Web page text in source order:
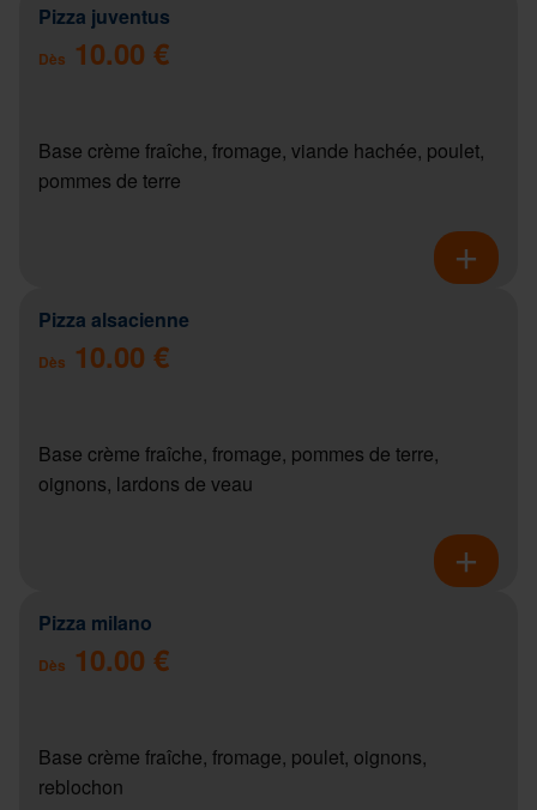
Pizza juventus
Dès 10.00 €
Base crème fraîche, fromage, viande hachée, poulet,
pommes de terre
Pizza alsacienne
Dès 10.00 €
Base crème fraîche, fromage, pommes de terre,
oignons, lardons de veau
Pizza milano
Dès 10.00 €
Base crème fraîche, fromage, poulet, oignons,
reblochon